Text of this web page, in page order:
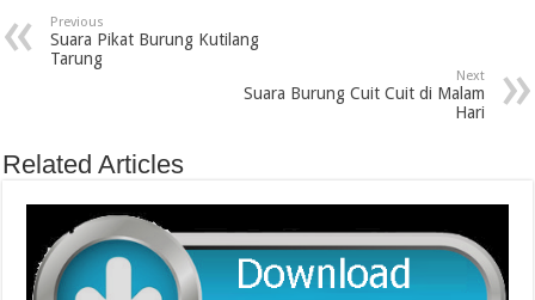
Previous
Suara Pikat Burung Kutilang
Tarung
Next
Suara Burung Cuit Cuit di Malam
Hari
Related Articles